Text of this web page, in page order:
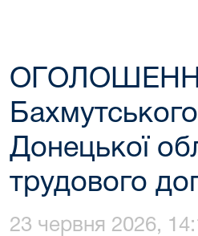
ОГОЛОШЕННЯ
Донецької
трудового
23 червня 2026,